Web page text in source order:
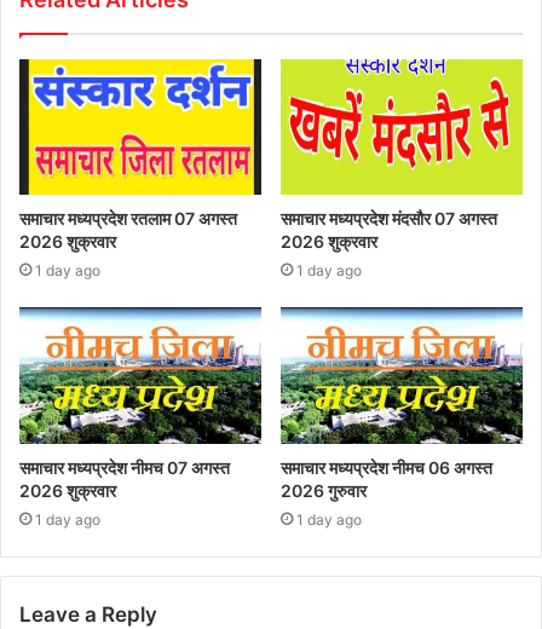
समाचार मध्यप्रदेश रतलाम 07 अगस्त
2026 शुक्रवार
1 day ago
समाचार मध्यप्रदेश मंदसौर 07 अगस्त
2026 शुक्रवार
1 day ago
समाचार मध्यप्रदेश नीमच 07 अगस्त
2026 शुक्रवार
1 day ago
समाचार मध्यप्रदेश नीमच 06 अगस्त
2026 गुरुवार
1 day ago
Leave a Reply